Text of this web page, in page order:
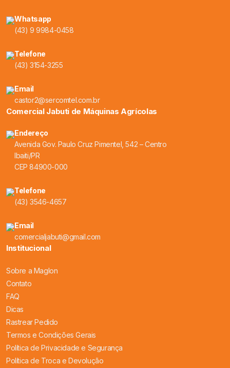
Whatsapp
(43) 9 9984-0458
Telefone
(43) 3154-3255
Email
castor2@sercomtel.com.br
Comercial Jabuti de Máquinas Agrícolas
Endereço
Avenida Gov. Paulo Cruz Pimentel, 542 – Centro
Ibaiti/PR
CEP 84900-000
Telefone
(43) 3546-4657
Email
comercialjabuti@gmail.com
Institucional
Sobre a Maglon
Contato
FAQ
Dicas
Rastrear Pedido
Termos e Condições Gerais
Política de Privacidade e Segurança
Política de Troca e Devolução